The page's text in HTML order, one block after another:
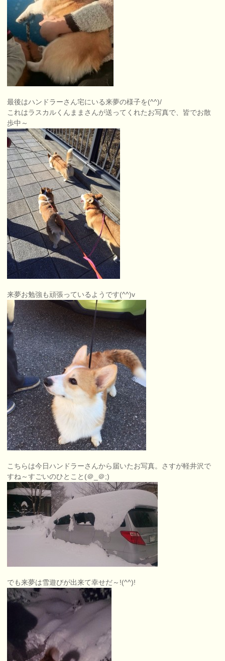
最後はハンドラーさん宅にいる来夢の様子を(^^)/
これはラスカルくんままさんが送ってくれたお写真で、皆でお散
歩中～
来夢お勉強も頑張っているようです(^^)v
こちらは今日ハンドラーさんから届いたお写真。さすが軽井沢で
すね～すごいのひとこと(＠_＠;)
でも来夢は雪遊びが出来て幸せだ～!(^^)!